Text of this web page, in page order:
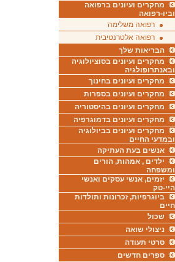
מחקרים ועיונים ברפואה
וביו-רפואה
רפואה משלימה
רפואה אלטרנטיבית
הבריאות שלך
מחקרים ועיונים בסוציולוגיה
ובאנתרופולגיה
מחקרים ועיונים בחינוך
מחקרים ועיונים בספרות
מחקרים ועיונים בהיסטוריה
מחקרים ועיונים בדמוגרפיה
מחקרים ועיונים בביולוגיה
ובמדעי החיים
אנשים בעת העתיקה
ילדים , אמהות, הורים
ומשפחה
יזמים, אנשי עסקים ואנשי
היי-טק
ביוגרפיות, זכרונות ותולדות
חיים
שכול
ניצולי שואה
סרטי תעודה
ספרים חדשים